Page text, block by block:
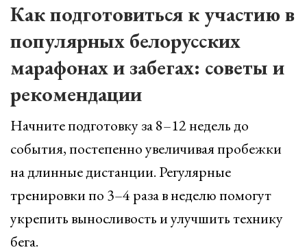
Как подготовиться к участию в
популярных белорусских
марафонах и забегах: советы и
рекомендации
Начните подготовку за 8–12 недель до
события, постепенно увеличивая пробежки
на длинные дистанции. Регулярные
тренировки по 3–4 раза в неделю помогут
укрепить выносливость и улучшить технику
бега.